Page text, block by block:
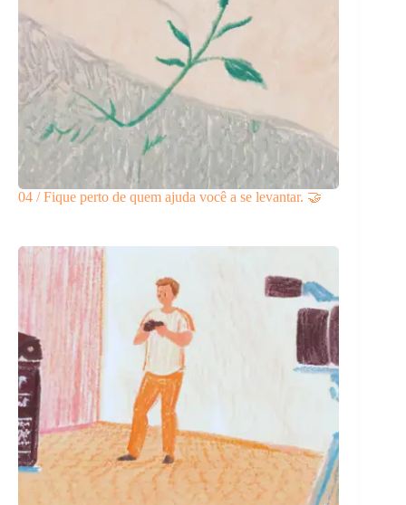
04 / Fique perto de quem ajuda você a se levantar. 🤝